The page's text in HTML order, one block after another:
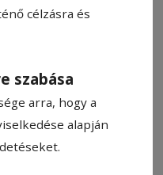
célzásra és
szabása
arra, hogy a
alapján
bizalmi
egy elkötelezett
is, ahol a
áll,
mit jelent a
amennyit